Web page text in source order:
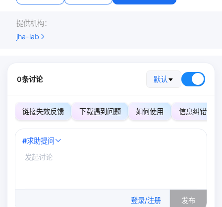
提供机构：
jha-lab
0条讨论 默认
链接失效反馈 下载遇到问题 如何使用 信息纠错
#求助提问
登录/注册 发布